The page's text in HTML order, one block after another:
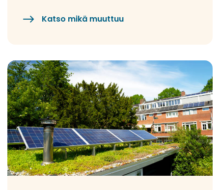
Katso mikä muuttuu